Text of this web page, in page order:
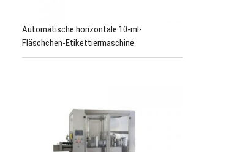
Automatische horizontale 10-ml-
Fläschchen-Etikettiermaschine